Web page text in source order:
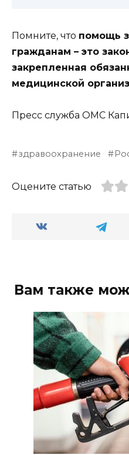
Помните, что помощь
гражданам – это
закрепленная
медицинской
Пресс служба ОМС
здравоохранение
Оцените статью
Вам также